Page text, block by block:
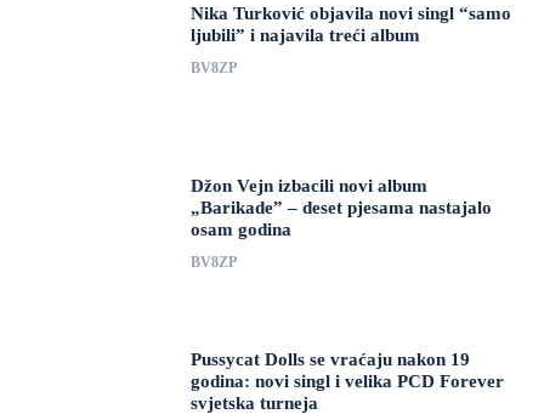
Nika Turković objavila novi singl “samo
ljubili” i najavila treći album
BV8ZP
Džon Vejn izbacili novi album
„Barikade” – deset pjesama nastajalo
osam godina
BV8ZP
Pussycat Dolls se vraćaju nakon 19
godina: novi singl i velika PCD Forever
svjetska turneja